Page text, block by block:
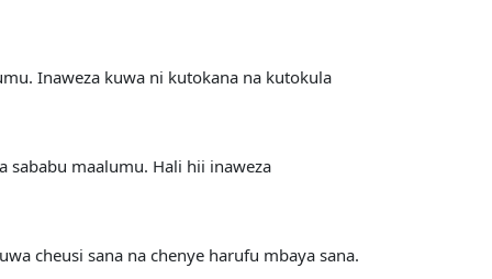
Inaweza kuwa ni kutokana na kutokula
sababu maalumu. Hali hii inaweza
cheusi sana na chenye harufu mbaya sana.